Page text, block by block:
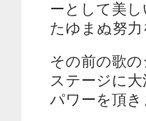
ーとして美
たゆまぬ努
その前の歌
ステージに
パワーを頂き